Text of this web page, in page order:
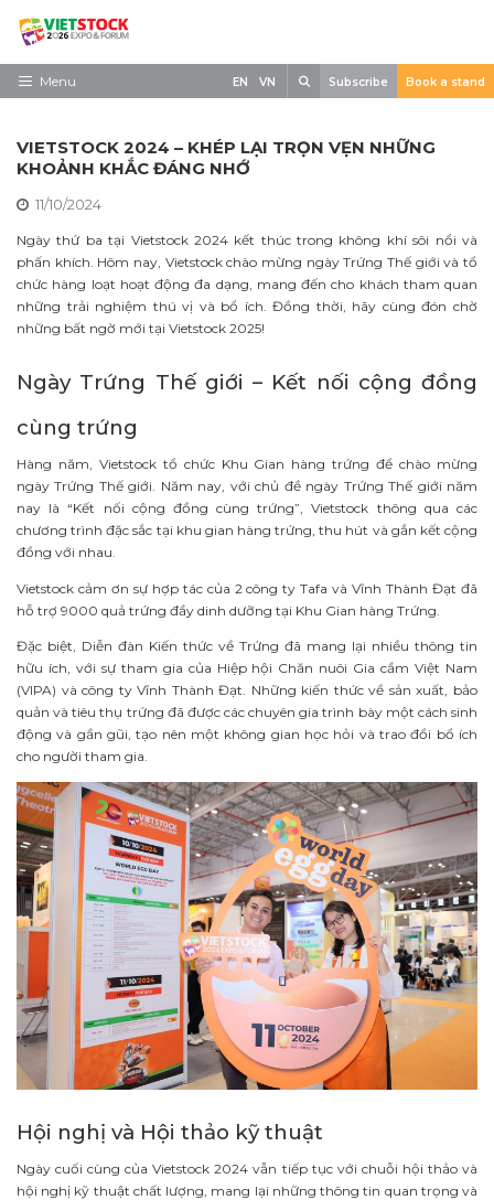
Skip
contentMenu
Về triển lãm
Trưng Bày
Tham Quan
Tin tức
Liên Hệ
EN VN Subscribe Book a stand
VIETSTOCK 2024 – KHÉP LẠI TRỌN VẸN NHỮNG
KHOẢNH KHẮC ĐÁNG NHỚ
11/10/2024
Ngày thứ ba tại Vietstock 2024 kết thúc trong không khí sôi nổi và
phấn khích. Hôm nay, Vietstock chào mừng ngày Trứng Thế giới và tổ
chức hàng loạt hoạt động đa dạng, mang đến cho khách tham quan
những trải nghiệm thú vị và bổ ích. Đồng thời, hãy cùng đón chờ
những bất ngờ mới tại Vietstock 2025!
Ngày Trứng Thế giới – Kết nối cộng đồng
cùng trứng
Hàng năm, Vietstock tổ chức Khu Gian hàng trứng để chào mừng
ngày Trứng Thế giới. Năm nay, với chủ đề ngày Trứng Thế giới năm
nay là “Kết nối cộng đồng cùng trứng”, Vietstock thông qua các
chương trình đặc sắc tại khu gian hàng trứng, thu hút và gắn kết cộng
đồng với nhau.
Vietstock cảm ơn sự hợp tác của 2 công ty Tafa và Vĩnh Thành Đạt đã
hỗ trợ 9000 quả trứng đầy dinh dưỡng tại Khu Gian hàng Trứng.
Đặc biệt, Diễn đàn Kiến thức về Trứng đã mang lại nhiều thông tin
hữu ích, với sự tham gia của Hiệp hội Chăn nuôi Gia cầm Việt Nam
(VIPA) và công ty Vĩnh Thành Đạt. Những kiến thức về sản xuất, bảo
quản và tiêu thụ trứng đã được các chuyên gia trình bày một cách sinh
động và gần gũi, tạo nên một không gian học hỏi và trao đổi bổ ích
cho người tham gia.
Hội nghị và Hội thảo kỹ thuật
Ngày cuối cùng của Vietstock 2024 vẫn tiếp tục với chuỗi hội thảo và
hội nghị kỹ thuật chất lượng, mang lại những thông tin quan trọng và